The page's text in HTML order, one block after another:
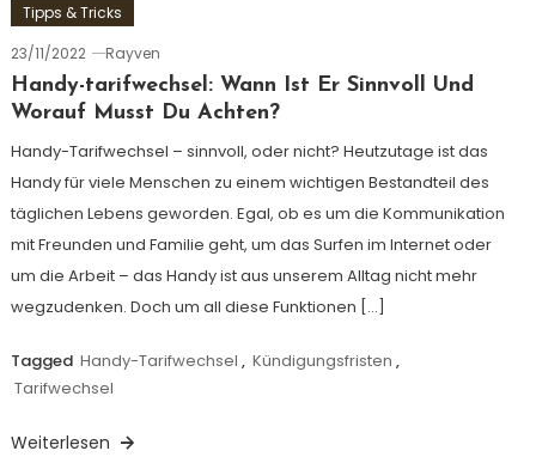
Tipps & Tricks
23/11/2022
Rayven
Handy-tarifwechsel: Wann Ist Er Sinnvoll Und
Worauf Musst Du Achten?
Handy-Tarifwechsel – sinnvoll, oder nicht? Heutzutage ist das
Handy für viele Menschen zu einem wichtigen Bestandteil des
täglichen Lebens geworden. Egal, ob es um die Kommunikation
mit Freunden und Familie geht, um das Surfen im Internet oder
um die Arbeit – das Handy ist aus unserem Alltag nicht mehr
wegzudenken. Doch um all diese Funktionen […]
Tagged Handy-Tarifwechsel , Kündigungsfristen ,
Tarifwechsel
Weiterlesen